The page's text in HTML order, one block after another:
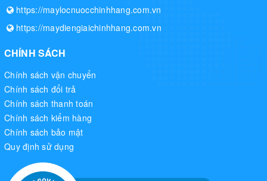
https://maylocnuocchinhhang.com.vn
https://maydiengiaichinhhang.com.vn
CHÍNH SÁCH
Chính sách vận chuyển
Chính sách đổi trả
Chính sách thanh toán
Chính sách kiểm hàng
Chính sách bảo mật
Quy định sử dụng